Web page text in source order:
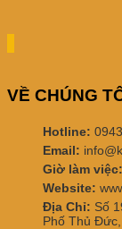
VỀ CHÚNG
Hotline:
Email:
Giờ làm việc:
Website:
Địa Chỉ: Số
Phố Thủ